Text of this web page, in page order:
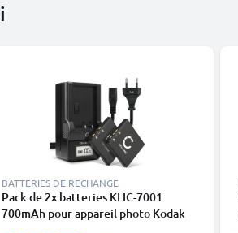
BATTERIES DE RECHANGE
Pack de 2x batteries KLIC-7001
700mAh pour appareil photo Kodak